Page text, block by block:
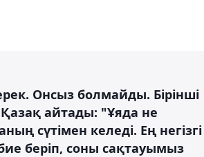
Онсыз болмайды. Бірінші
Қазақ айтады: "Ұяда не
сүтімен келеді. Ең негізгі
беріп, соны сақтауымыз